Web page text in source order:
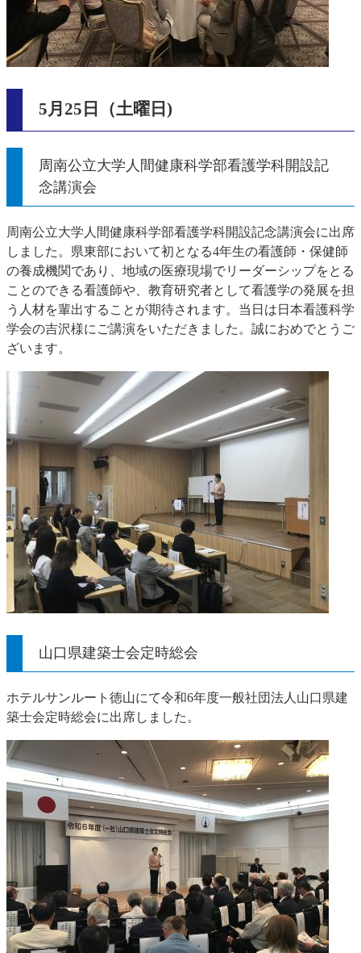
5月25日（土曜日)
周南公立大学人間健康科学部看護学科開設記
念講演会
周南公立大学人間健康科学部看護学科開設記念講演会に出席
しました。県東部において初となる4年生の看護師・保健師
の養成機関であり、地域の医療現場でリーダーシップをとる
ことのできる看護師や、教育研究者として看護学の発展を担
う人材を輩出することが期待されます。当日は日本看護科学
学会の吉沢様にご講演をいただきました。誠におめでとうご
ざいます。
山口県建築士会定時総会
ホテルサンルート徳山にて令和6年度一般社団法人山口県建
築士会定時総会に出席しました。